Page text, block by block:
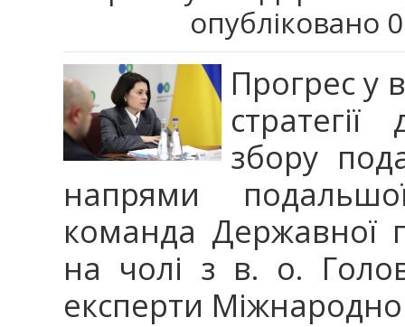
опубліковано
Прогрес у
збору
напрями
команда Державної
на чолі з в. о.
експерти